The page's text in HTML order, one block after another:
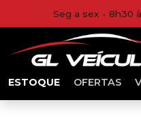
Seg a sex - 8h30
ESTOQUE OFERTAS